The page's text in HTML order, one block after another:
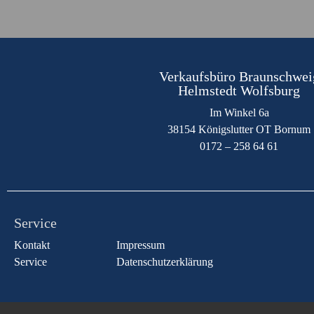
Verkaufsbüro
Helmstedt Wolfsburg
Im Winkel 6a
38154 Königslutter OT Bornum
0172 – 258 64 61
Service
Kontakt
Service
Impressum
Datenschutzerklärung